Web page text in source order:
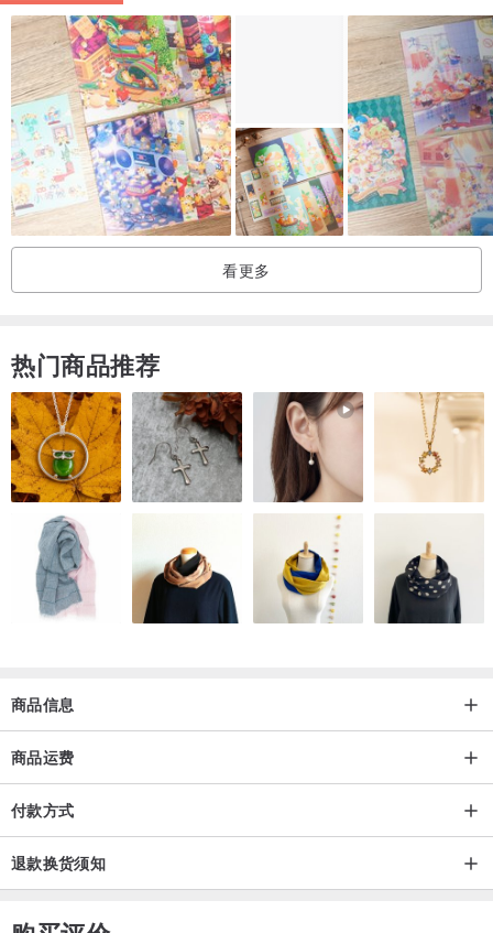
＊" p.s“
因为是“手写”书法所以每张不可能都一样喔！可以接受再购买 ～ 感
恩！
但～请放心！写的寄出的每一幅都是精挑细作的上上之品！
收到的“每个作品”都不一样是不是很刺激！！
下单之后会在三天内写好包好送出 ～ 感恩！
看更多
热门商品推荐
商品信息
商品运费
付款方式
退款换货须知